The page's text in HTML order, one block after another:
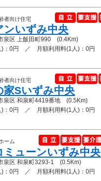
者向け住宅
ンいずみ中央
泉区 上飯田町990 (0.4Km)
)：0円 ／ 月額利用料(1人)：0円
者向け住宅
家Sいずみ中央
泉区 和泉町4419番地 (0.5Km)
)：0円 ／ 月額利用料(1人)：0円
ーム
ミューンいずみ中央
泉区 和泉町3293-1 (0.5Km)
)：0円 ／ 月額利用料(1人)：0円